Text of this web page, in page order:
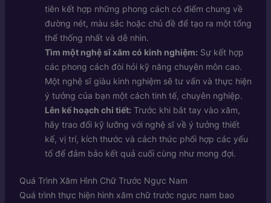
tiên kết hợp những phong cách có điểm chung về
đường nét, màu sắc hoặc chủ đề để tạo ra một tổng
thể thống nhất và dễ nhìn.
Tìm một nghệ sĩ xăm có kinh nghiệm: Sự kết hợp
các phong cách đòi hỏi kỹ năng chuyên môn cao.
Một nghệ sĩ giàu kinh nghiệm sẽ tư vấn và thực hiện
ý tưởng của bạn một cách tinh tế, chuyên nghiệp.
Lên kế hoạch chi tiết: Trước khi bắt tay vào xăm,
hãy trao đổi kỹ lưỡng với nghệ sĩ về ý tưởng thiết
kế, vị trí, kích thước và cách thức phối hợp các yếu
tố để đảm bảo kết quả cuối cùng như mong đợi.
Quá Trình Xăm Hình Chữ Trước Ngực Nam
Quá trình thực hiện hình xăm chữ trước ngực nam bao